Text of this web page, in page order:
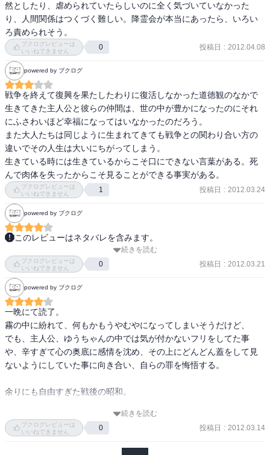
古い別荘で雷雨の夜、いつも夢で罪を告げる女によく似た若い女性
が訪れ、雨宿りのお礼にと私を降霊会に招待する。
最初の降霊会では、小学生の時の友だちで転校生だったキヨシが、
父親から当たり屋をさせられて死んだ記憶が蘇る。
現れたのは、当たり屋を止めようとしていた当時若い巡査だった男
の生霊と、父親の死霊、そしてキヨシの死霊。それぞれの思いを語
り、慰めを得て去って行き、何もせず忘れようとしていたわたしの
罪の想いも軽くされた。
昭和３０年代、作者と同じ子供だった私には当時の貧さと豊かにな
りつつある社会の変化がわかる。実によくわかる。と思うところが
多々あった。
第２夜は昭和４０年代の学園紛争時代に訳もなく捨てた恋人の記憶
が蘇るが、現れたのは遊び仲間で事故死した真澄の死霊だった。
真澄は私を愛していたが、私は気づかずに工場の寮に住んで定時制
高校に百合子に溺れたため、真澄は育ったニューヨークに行き、精
神を病んで帰国し高速道路を暴走して事故死した。しかし私は深く
は気に留めなかった。第２夜
然としたり、虐められていたらしいのに全く気づいていなかった
り、人間関係はつくづく難しい。降霊会が本当にあったら、いろい
ろ責められそう。
ブクログレビューは
いいねできません
0 投稿日 : 2012.04.08
powered by ブクログ
戦争を終えて復興を果たしたわりに復活しなかった道徳観のなかで
生きてきた主人公と彼らの仲間は、世の中が豊かになったのにそれ
にふさわいほど幸福になってはいなかったのだろう。
また大人たちは同じように生まれてきても戦争との関わり合い方の
違いでその人生は大いにちがってしまう。
生きている時には生きているからこそ口にできない言葉がある。死
んで肉体を失ったからこそ見ることができる事実がある。
ブクログレビューは
いいねできません
1 投稿日 : 2012.03.24
powered by ブクログ
このレビューはネタバレを含みます。
ゆうちゃんという初老の男の夢に出てくる女性が
ゆうちゃんの心の奥底にある後悔や懺悔の思いを晴らすために
亡くなった人、さまよう人の霊を呼び語り合う
戦争が終わって、高度成長期のまっただ中の東京で
小学校に入ったばかりのゆうちゃんと
時代に置いて行かれたような家族におこったこと
ゆうちゃんが忘れようとしても忘れられなかったこと
学生運動の最中、東京生まれでドライな学生生活を送る
ゆうちゃんや仲間たちの間に突然現れてしまった
同じ年ながらも苦労して働きながら勉強する百合子
ゆうちゃんが忘れてしまったと思っていたこと
２つの昔話が、時代背景と共に悲しく切なく胸に迫る
続きを読む
ブクログレビューは
いいねできません
0 投稿日 : 2012.03.21
powered by ブクログ
一晩にて読了。
霧の中に紛れて、何もかもうやむやになってしまいそうだけど、
でも、主人公、ゆうちゃんの中では気が付かないフリをしてた事
や、辛すぎて心の奥底に感情を沈め、その上にどんどん蓋をして見
ないようにしていた事に向き合い、自らの罪を悔悟する。
余りにも自由すぎた戦後の昭和。
心の耳を傾け、心の声で語りかければ霊魂には届くのだ。
続きを読む
ブクログレビューは
いいねできません
0 投稿日 : 2012.03.14